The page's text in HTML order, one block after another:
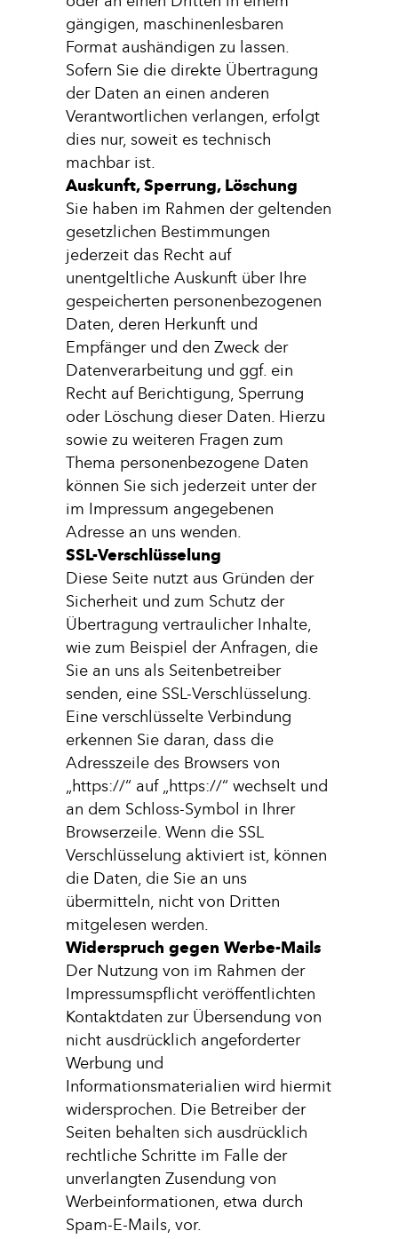
gängigen, maschinenlesbaren
Format aushändigen zu lassen.
Sofern Sie die direkte Übertragung
der Daten an einen anderen
Verantwortlichen verlangen, erfolgt
dies nur, soweit es technisch
machbar ist.
Auskunft, Sperrung, Löschung
Sie haben im Rahmen der geltenden
gesetzlichen Bestimmungen
jederzeit das Recht auf
unentgeltliche Auskunft über Ihre
gespeicherten personenbezogenen
Daten, deren Herkunft und
Empfänger und den Zweck der
Datenverarbeitung und ggf. ein
Recht auf Berichtigung, Sperrung
oder Löschung dieser Daten. Hierzu
sowie zu weiteren Fragen zum
Thema personenbezogene Daten
können Sie sich jederzeit unter der
im Impressum angegebenen
Adresse an uns wenden.
SSL-Verschlüsselung
Diese Seite nutzt aus Gründen der
Sicherheit und zum Schutz der
Übertragung vertraulicher Inhalte,
wie zum Beispiel der Anfragen, die
Sie an uns als Seitenbetreiber
senden, eine SSL-Verschlüsselung.
Eine verschlüsselte Verbindung
erkennen Sie daran, dass die
Adresszeile des Browsers von
„https://“ auf „https://“ wechselt und
an dem Schloss-Symbol in Ihrer
Browserzeile. Wenn die SSL
Verschlüsselung aktiviert ist, können
die Daten, die Sie an uns
übermitteln, nicht von Dritten
mitgelesen werden.
Widerspruch gegen Werbe-Mails
Der Nutzung von im Rahmen der
Impressumspflicht veröffentlichten
Kontaktdaten zur Übersendung von
nicht ausdrücklich angeforderter
Werbung und
Informationsmaterialien wird hiermit
widersprochen. Die Betreiber der
Seiten behalten sich ausdrücklich
rechtliche Schritte im Falle der
unverlangten Zusendung von
Werbeinformationen, etwa durch
Spam-E-Mails, vor.